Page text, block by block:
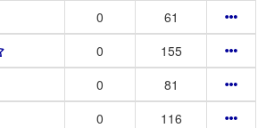
0
61
0
155
0
81
0
116